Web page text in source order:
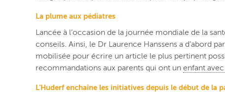
La plume aux pédiatres
Lancée à l’occasion de la journée mondiale de la
conseils. Ainsi, le Dr Laurence Hanssens a d’abord
mobilisée pour écrire un article le plus pertinent
recommandations aux parents qui ont un enfant
L’Huderf enchaîne les initiatives depuis le début de la